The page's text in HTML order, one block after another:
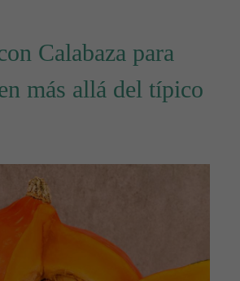
Calabaza para
más allá del típico